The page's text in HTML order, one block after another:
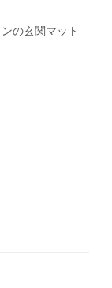
の玄関マット